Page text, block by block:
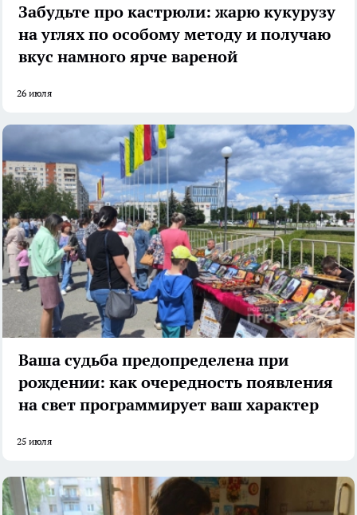
Забудьте про кастрюли: жарю кукурузу
на углях по особому методу и получаю
вкус намного ярче вареной
26 июля
Ваша судьба предопределена при
рождении: как очередность появления
на свет программирует ваш характер
25 июля